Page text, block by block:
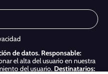
de datos. Responsable:
el alta del usuario en nuestra
del usuario. Destinatarios: